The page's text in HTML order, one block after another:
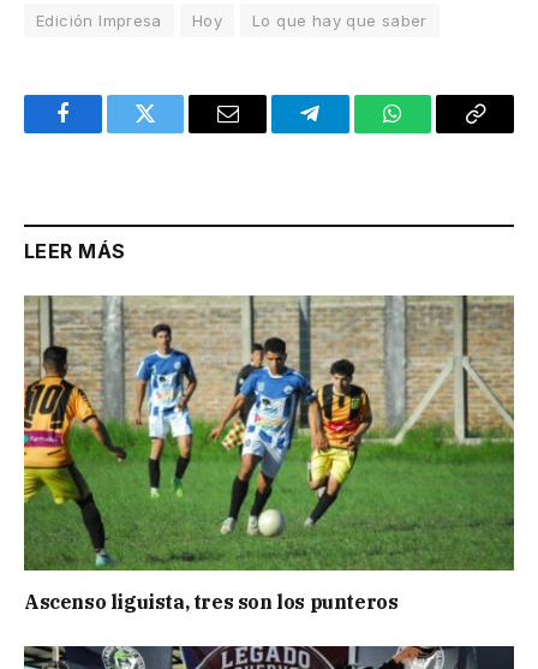
Edición Impresa Hoy Lo que hay que saber
FacebookTwitter Email TelegramWhatsAppCopy
LEER MÁS
Ascenso liguista, tres son los punteros